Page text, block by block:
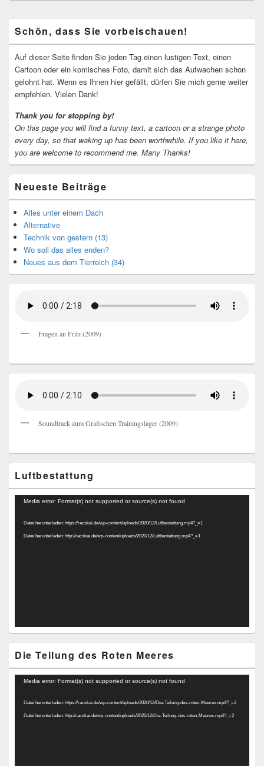
Seitenleisten-
Widgetbereich
Schön, dass Sie vorbeischauen!
Auf dieser Seite finden Sie jeden Tag einen lustigen Text, einen
Cartoon oder ein komisches Foto, damit sich das Aufwachen schon
gelohnt hat. Wenn es Ihnen hier gefällt, dürfen Sie mich gerne weiter
empfehlen. Vielen Dank!
Thank you for stopping by!
On this page you will find a funny text, a cartoon or a strange photo
every day, so that waking up has been worthwhile. If you like it here,
you are welcome to recommend me. Many Thanks!
Neueste Beiträge
Alles unter einem Dach
Alternative
Technik von gestern (13)
Wo soll das alles enden?
Neues aus dem Tierreich (34)
Fragen an Fritz (2009)
Soundtrack zum Grafischen Trainingslager (2009)
Luftbestattung
Video-
Media error: Format(s) not supported or source(s) not found
Datei herunterladen: https://racskai.de/wp-content/uploads/2020/12/Luftbestattung.mp4?_=1
Datei herunterladen: http://racskai.de/wp-content/uploads/2020/12/Luftbestattung.mp4?_=1
Die Teilung des Roten Meeres
Video-
Media error: Format(s) not supported or source(s) not found
Datei herunterladen: https://racskai.de/wp-content/uploads/2020/12/Die-Teilung-des-roten-Meeres.mp4?_=2
Datei herunterladen: http://racskai.de/wp-content/uploads/2020/12/Die-Teilung-des-roten-Meeres.mp4?_=2